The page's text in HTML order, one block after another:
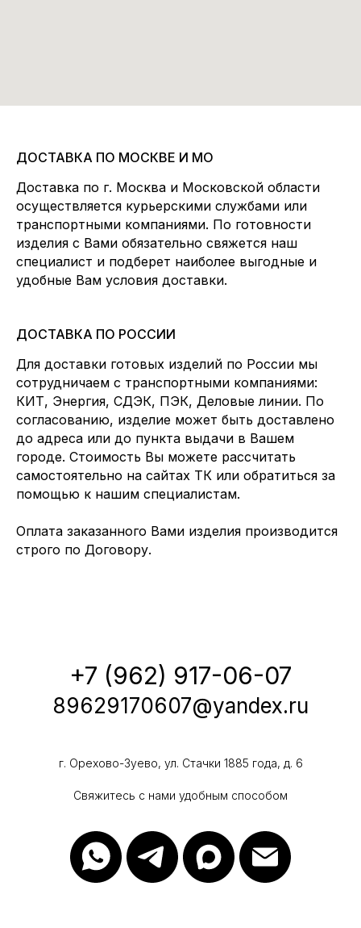
ДОСТАВКА ПО МОСКВЕ И МО
Доставка по г. Москва и Московской области
осуществляется курьерскими службами или
транспортными компаниями. По готовности
изделия с Вами обязательно свяжется наш
специалист и подберет наиболее выгодные и
удобные Вам условия доставки.
ДОСТАВКА ПО РОССИИ
Для доставки готовых изделий по России мы
сотрудничаем с транспортными компаниями:
КИТ, Энергия, СДЭК, ПЭК, Деловые линии. По
согласованию, изделие может быть доставлено
до адреса или до пункта выдачи в Вашем
городе. Стоимость Вы можете рассчитать
самостоятельно на сайтах ТК или обратиться за
помощью к нашим специалистам.
Оплата заказанного Вами изделия производится
строго по Договору.
+7 (962) 917-06-07
89629170607@yandex.ru
г. Орехово-Зуево, ул. Стачки 1885 года, д. 6
Свяжитесь с нами удобным способом